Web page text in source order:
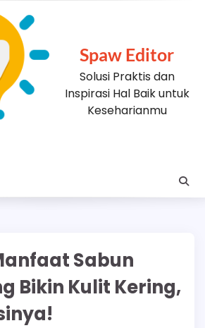
Spaw Editor
Solusi Praktis dan
Inspirasi Hal Baik untuk
Keseharianmu
Sabun
Bikin Kulit Kering,